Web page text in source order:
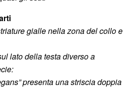
gialle nella zona del collo e
lato della testa diverso a
presenta una striscia doppia